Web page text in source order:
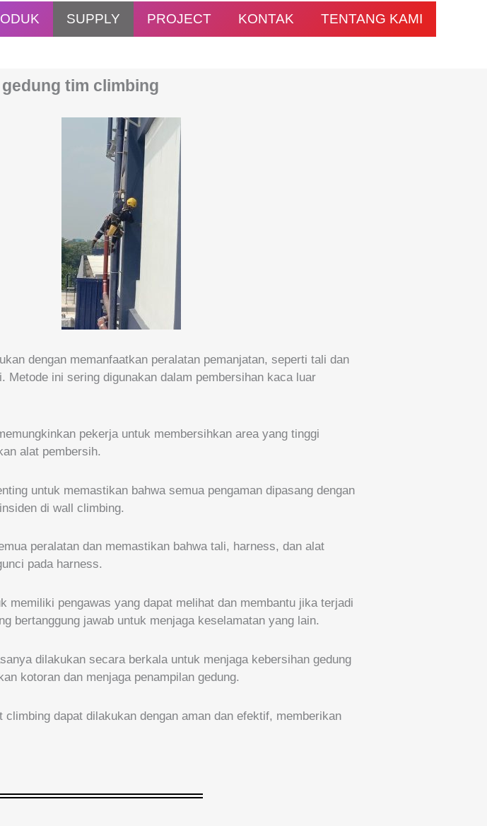
SUPPLY PROJECT KONTAK TENTANG KAMI
tim climbing
dengan memanfaatkan peralatan pemanjatan, seperti tali dan
ini sering digunakan dalam pembersihan kaca luar
pekerja untuk membersihkan area yang tinggi
alat pembersih.
untuk memastikan bahwa semua pengaman dipasang dengan
di wall climbing.
peralatan dan memastikan bahwa tali, harness, dan alat
pada harness.
memiliki pengawas yang dapat melihat dan membantu jika terjadi
bertanggung jawab untuk menjaga keselamatan yang lain.
dilakukan secara berkala untuk menjaga kebersihan gedung
kotoran dan menjaga penampilan gedung.
dapat dilakukan dengan aman dan efektif, memberikan